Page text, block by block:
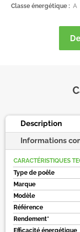
Classe énergétique : A
Description
Informations
CARACTÉRISTIQUES
Type de poêle
Marque
Modèle
Référence
Rendement*